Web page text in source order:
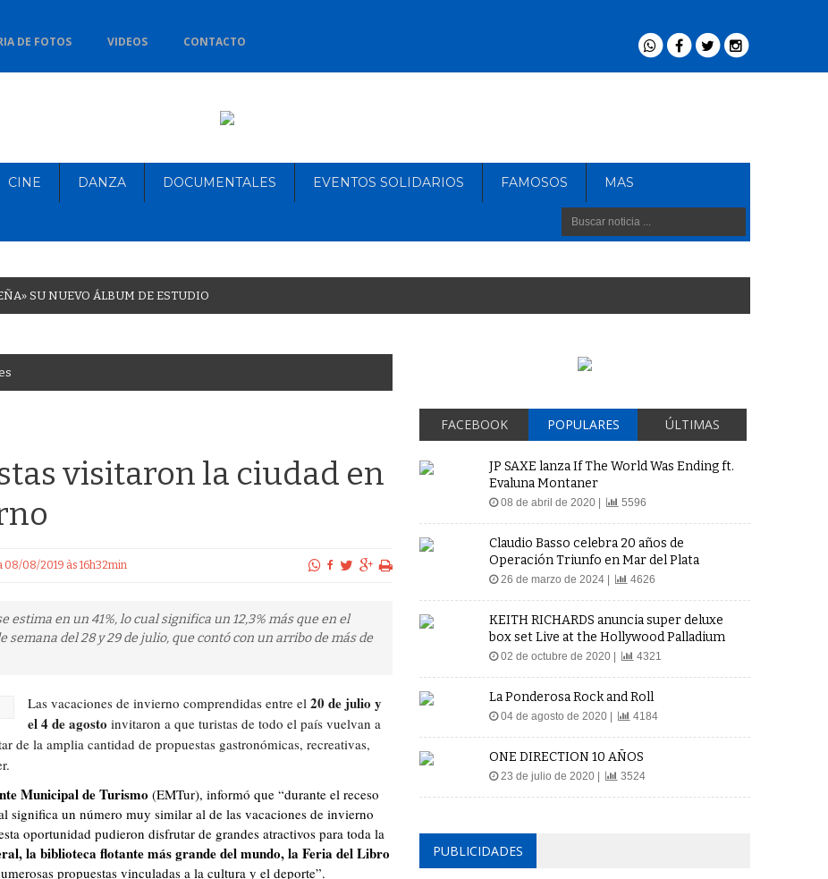
DE FOTOS VIDEOS CONTACTO
CINE DANZA DOCUMENTALES EVENTOS SOLIDARIOS FAMOSOS MAS
ÑA» SU NUEVO ÁLBUM DE ESTUDIO
visitaron la ciudad en
08/08/2019 às 16h32min
estima en un 41%, lo cual significa un 12,3% más que en el
semana del 28 y 29 de julio, que contó con un arribo de más de
Las vacaciones de invierno comprendidas entre el20 de julio y
el 4 de agosto invitaron a que turistas de todo el país vuelvan a
de la amplia cantidad de propuestas gastronómicas, recreativas,
Municipal de Turismo (EMTur), informó que “durante el receso
significa un número muy similar al de las vacaciones de invierno
oportunidad pudieron disfrutar de grandes atractivos para toda la
la biblioteca flotante más grande del mundo, la Feria del Libro
propuestas vinculadas a la cultura y el deporte”.
FACEBOOK POPULARES ÚLTIMAS
JP SAXE lanza If The World Was Ending ft.
Evaluna Montaner
08 de abril de 2020 | 5596
Claudio Basso celebra 20 años de
Operación Triunfo en Mar del Plata
26 de marzo de 2024 | 4626
KEITH RICHARDS anuncia super deluxe
box set Live at the Hollywood Palladium
02 de octubre de 2020 | 4321
La Ponderosa Rock and Roll
04 de agosto de 2020 | 4184
ONE DIRECTION 10 AÑOS
23 de julio de 2020 | 3524
PUBLICIDADES